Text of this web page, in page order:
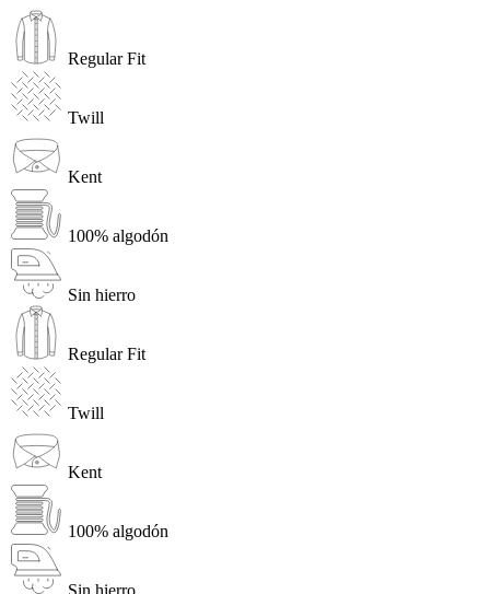
Regular Fit
Twill
Kent
100% algodón
Sin hierro
Regular Fit
Twill
Kent
100% algodón
Sin hierro